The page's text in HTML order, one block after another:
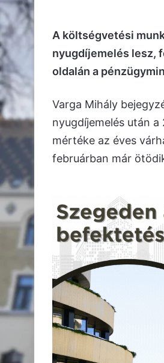
A költségvetési
nyugdíjemelés lesz,
oldalán a
Varga Mihály
nyugdíjemelés után
mértéke az éves
februárban már